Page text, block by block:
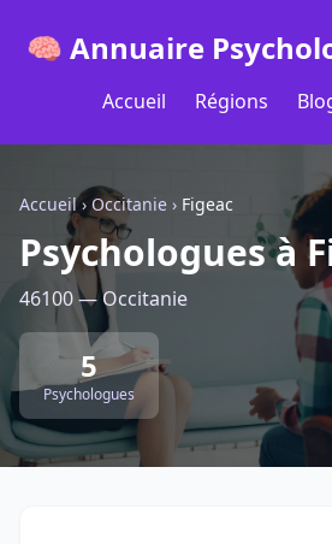
🧠 Annuaire
Accueil Régions
Accueil› Occitanie › Figeac
Psychologues à
46100 — Occitanie
5
Psychologues